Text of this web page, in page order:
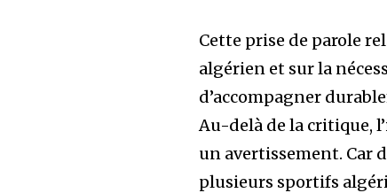
Cette prise de parole
algérien et sur la
d’accompagner
Au-delà de la critique,
un avertissement. Car
plusieurs sportifs